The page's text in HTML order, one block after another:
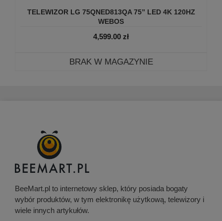
TELEWIZOR LG 75QNED813QA 75” LED 4K 120HZ
WEBOS
4,599.00 zł
BRAK W MAGAZYNIE
BeeMart.pl to internetowy sklep, który posiada bogaty
wybór produktów, w tym elektronikę użytkową, telewizory i
wiele innych artykułów.